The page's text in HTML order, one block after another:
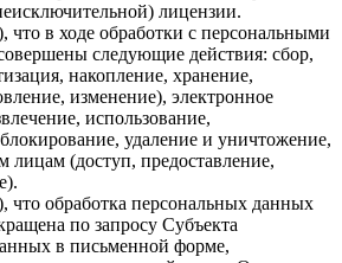
лицензии.
что в ходе обработки с персональными
следующие действия: сбор,
накопление, хранение,
изменение), электронное
использование,
удаление и уничтожение,
лицам (доступ, предоставление,
что обработка персональных данных
по запросу Субъекта
в письменной форме,